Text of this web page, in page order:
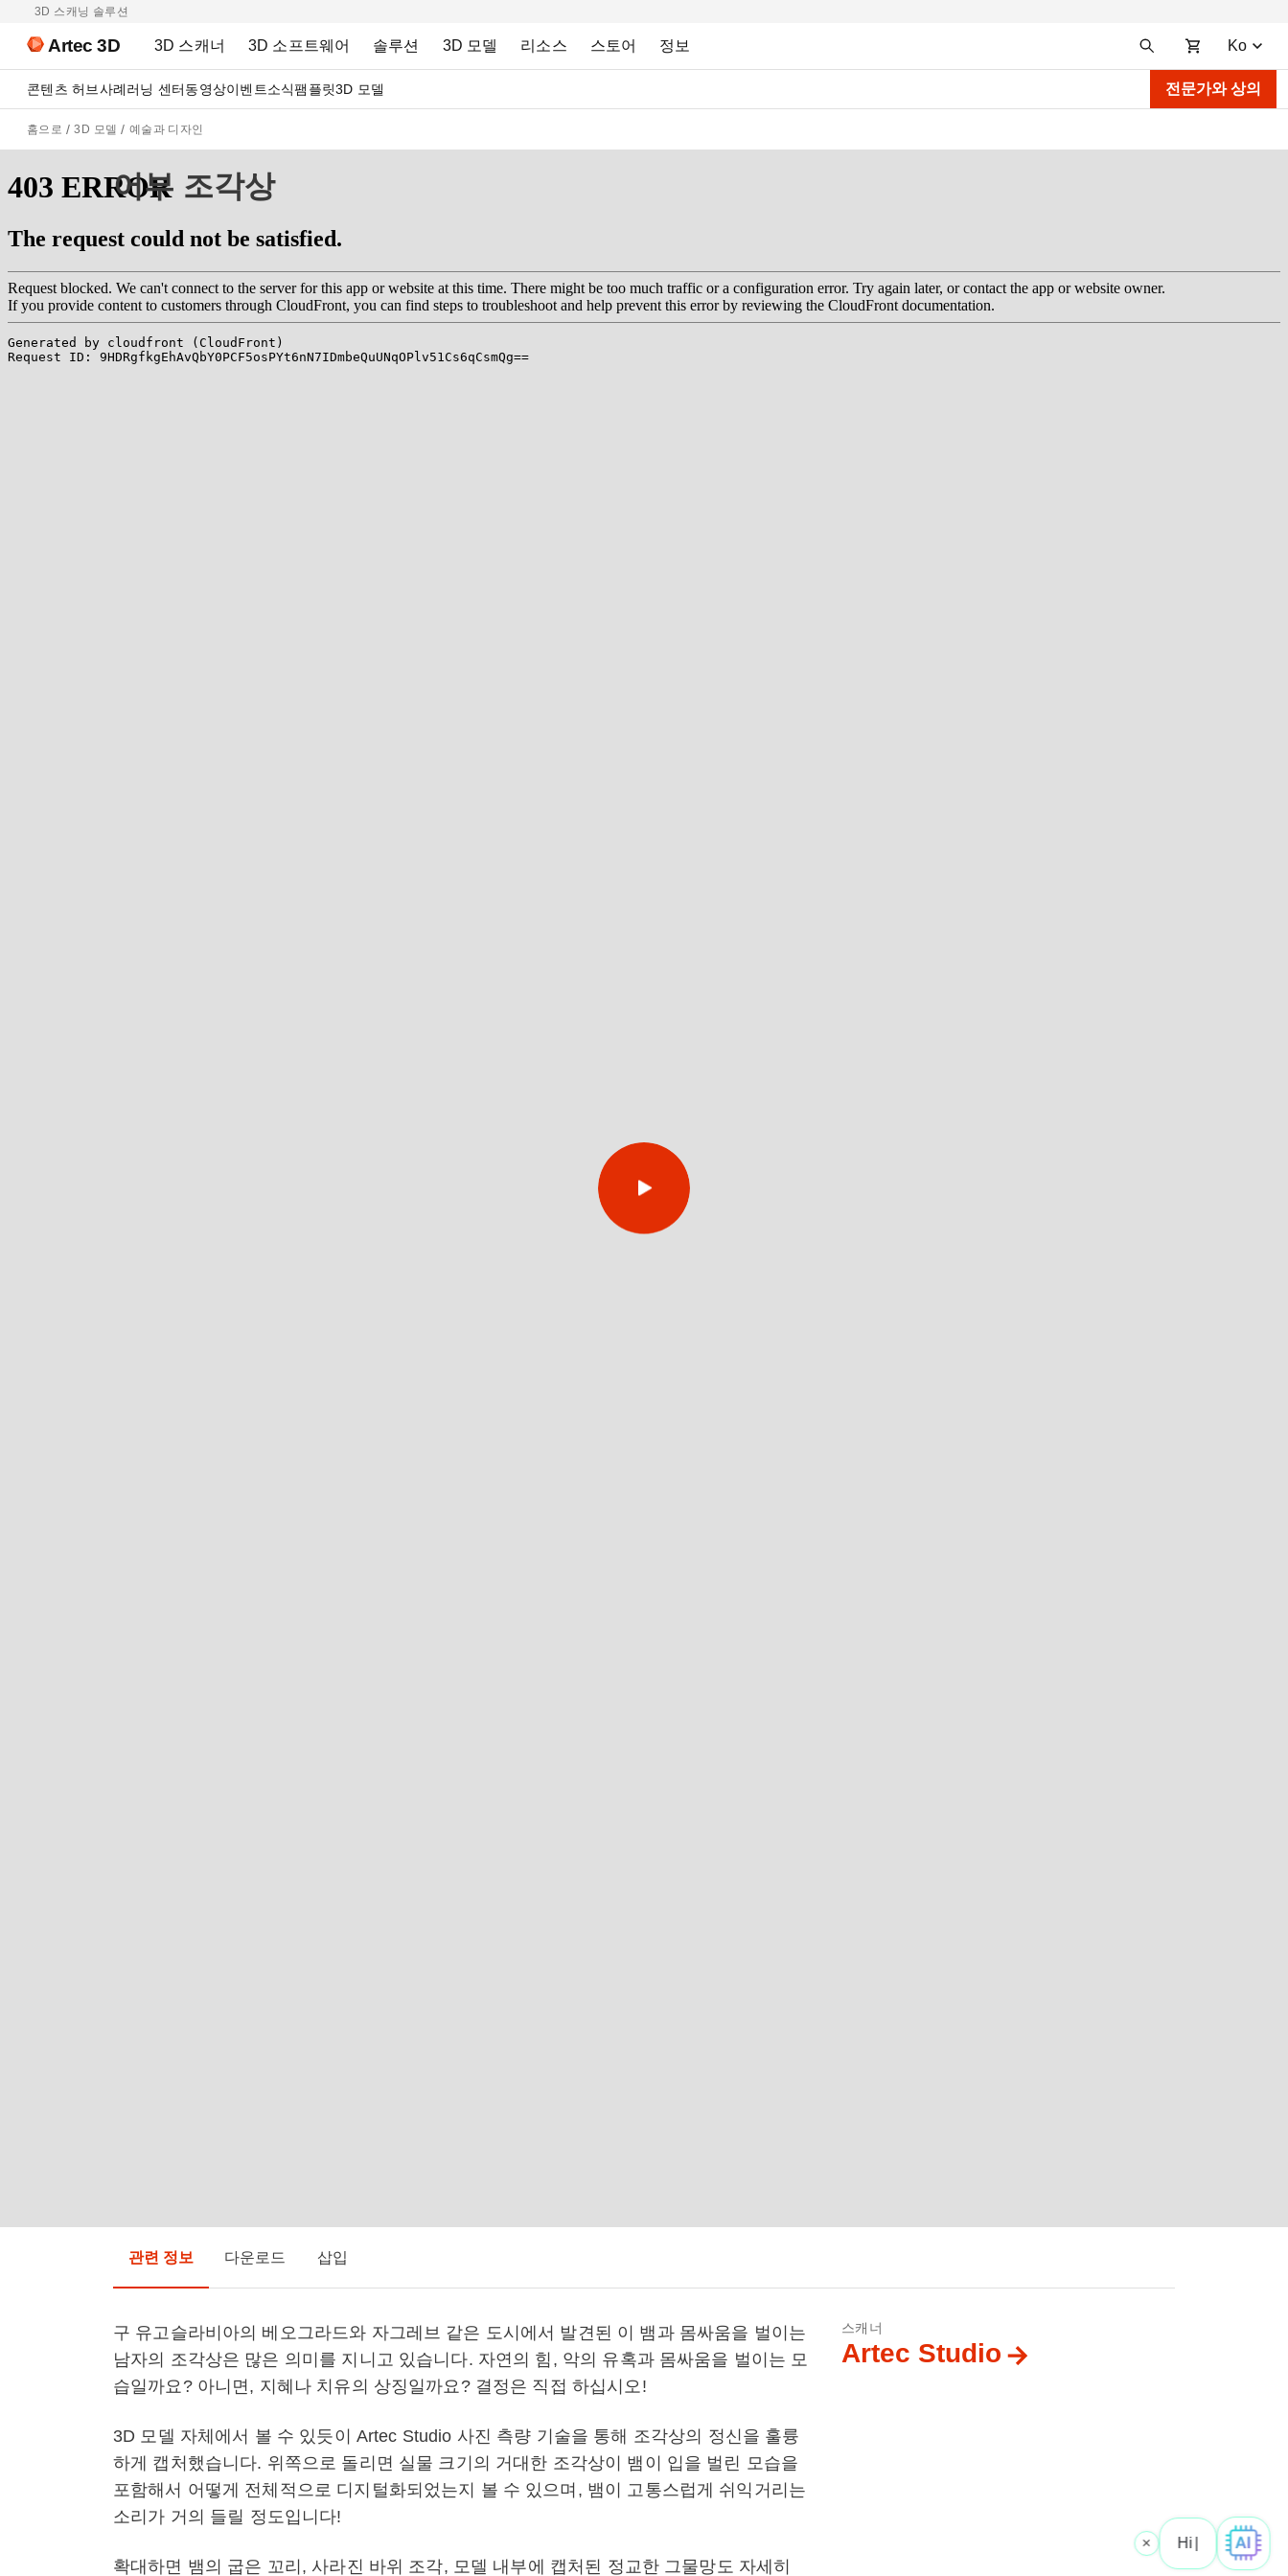
3D 스캐닝 솔루션
Artec 3D 3D 스캐너 3D 소프트웨어 솔루션 3D 모델 리소스 스토어 정보 Ko
콘텐츠 허브사례러닝 센터동영상이벤트소식팸플릿3D 모델 전문가와 상의
홈으로 3D 모델 예술과 디자인
어부 조각상
관련 정보 다운로드 삽입
스캐너
Artec Studio
구 유고슬라비아의 베오그라드와 자그레브 같은 도시에서 발견된 이 뱀과 몸싸움을 벌이는
남자의 조각상은 많은 의미를 지니고 있습니다. 자연의 힘, 악의 유혹과 몸싸움을 벌이는 모
습일까요? 아니면, 지혜나 치유의 상징일까요? 결정은 직접 하십시오!
3D 모델 자체에서 볼 수 있듯이 Artec Studio 사진 측량 기술을 통해 조각상의 정신을 훌륭
하게 캡처했습니다. 위쪽으로 돌리면 실물 크기의 거대한 조각상이 뱀이 입을 벌린 모습을
포함해서 어떻게 전체적으로 디지털화되었는지 볼 수 있으며, 뱀이 고통스럽게 쉬익거리는
소리가 거의 들릴 정도입니다!
확대하면 뱀의 굽은 꼬리, 사라진 바위 조각, 모델 내부에 캡처된 정교한 그물망도 자세히
Hi! What is